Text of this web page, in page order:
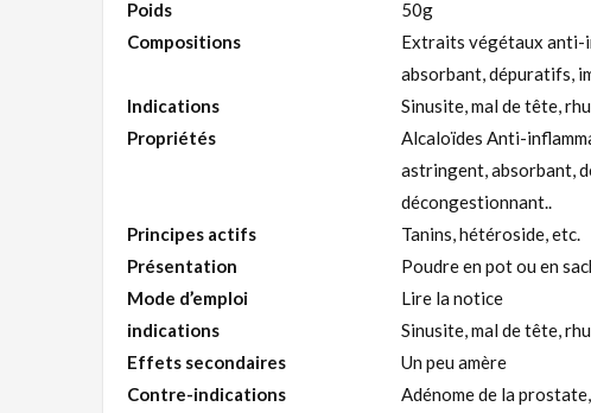
Poids
50g
Compositions
Extraits végétaux anti-
absorbant, dépuratifs,
Indications
Sinusite, mal de tête,
Propriétés
Alcaloïdes Anti-
astringent, absorbant,
décongestionnant..
Principes actifs
Tanins, hétéroside, etc.
Présentation
Poudre en pot ou en
Mode d’emploi
Lire la notice
indications
Sinusite, mal de tête,
Effets secondaires
Un peu amère
Contre-indications
Adénome de la